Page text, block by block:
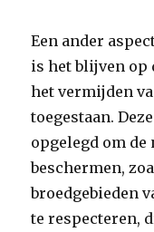
Een ander
is het blijven op
het vermijden
toegestaan.
opgelegd om
beschermen,
broedgebieden
te respecteren,